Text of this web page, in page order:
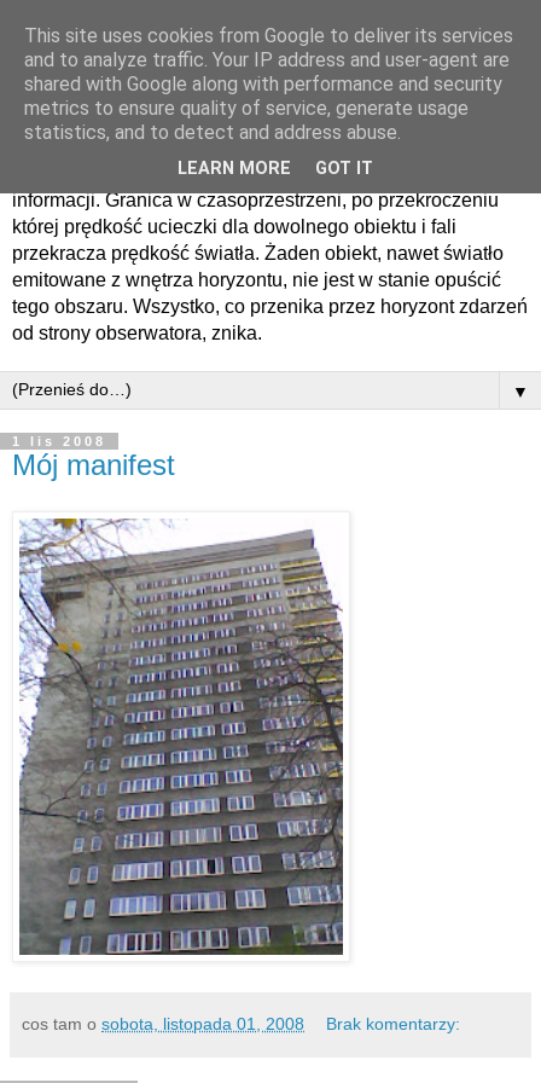
Horyzont zdarzen
Horyzont zdarzeń − sfera otaczająca czarną dziurę lub tunel
czasoprzestrzenny, oddzielająca obserwatora zdarzenia od
zdarzeń, o których nie może on nigdy otrzymać żadnych
informacji. Granica w czasoprzestrzeni, po przekroczeniu
której prędkość ucieczki dla dowolnego obiektu i fali
przekracza prędkość światła. Żaden obiekt, nawet światło
emitowane z wnętrza horyzontu, nie jest w stanie opuścić
tego obszaru. Wszystko, co przenika przez horyzont zdarzeń
od strony obserwatora, znika.
▼
1 lis 2008
Mój manifest
cos tam o sobota, listopada 01, 2008 Brak komentarzy:
This site uses cookies from Google to deliver its services
and to analyze traffic. Your IP address and user-agent are
shared with Google along with performance and security
metrics to ensure quality of service, generate usage
statistics, and to detect and address abuse.
LEARN MORE GOT IT